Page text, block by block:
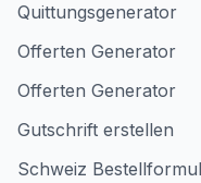
Quittungsgenerator
Offerten Generator
Offerten Generator
Gutschrift erstellen
Schweiz